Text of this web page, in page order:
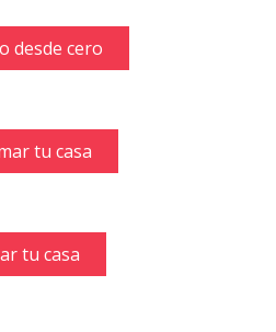
desde cero
tu casa
tu casa